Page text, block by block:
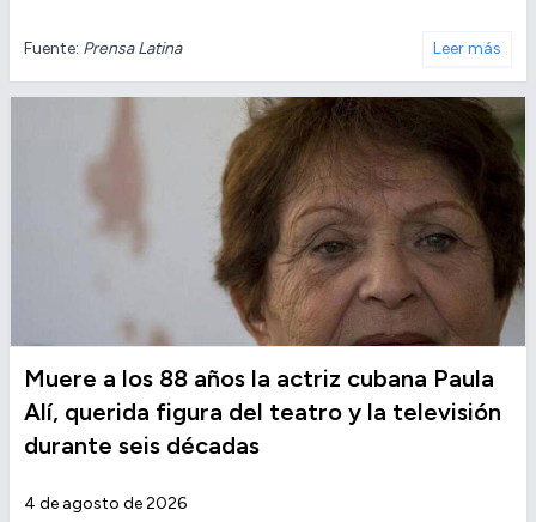
Fuente: Prensa Latina Leer más
Muere a los 88 años la actriz cubana Paula
Alí, querida figura del teatro y la televisión
durante seis décadas
4 de agosto de 2026